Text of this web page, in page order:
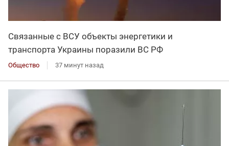
Связанные с ВСУ объекты энергетики и
транспорта Украины поразили ВС РФ
Общество 37 минут назад